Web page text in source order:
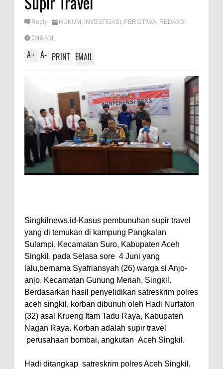
Reply HUKUM , INVESTIGASI , PERISTIWA, REDAKSI
9:48 AM
A+ A- PRINT EMAIL
Singkilnews.id-Kasus pembunuhan supir travel
yang di temukan di kampung Pangkalan
Sulampi, Kecamatan Suro, Kabupaten Aceh
Singkil, pada Selasa sore 4 Juni yang
lalu,bernama Syafriansyah (26) warga si Anjo-
anjo, Kecamatan Gunung Meriah, Singkil.
Berdasarkan hasil penyelidikan satreskrim polres
aceh singkil, korban dibunuh oleh Hadi Nurfaton
(32) asal Krueng Itam Tadu Raya, Kabupaten
Nagan Raya. Korban adalah supir travel
perusahaan bombai, angkutan Aceh Singkil.
Hadi ditangkap satreskrim polres Aceh Singkil,